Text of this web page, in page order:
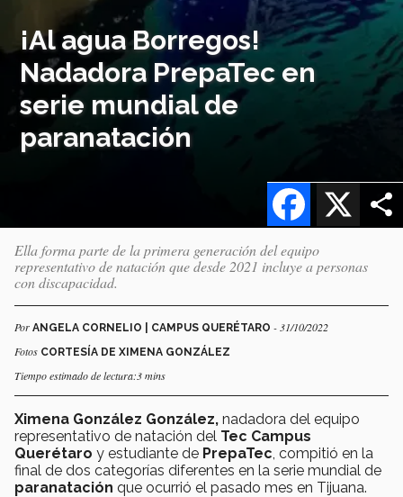
¡Al agua Borregos!
Nadadora PrepaTec en
serie mundial de
paranatación
X
Facebook
Ella forma parte de la primera generación del equipo
representativo de natación que desde 2021 incluye a personas
con discapacidad.
Por ANGELA CORNELIO | CAMPUS QUERÉTARO - 31/10/2022
Fotos CORTESÍA DE XIMENA GONZÁLEZ
Tiempo estimado de lectura:3 mins
Ximena González González, nadadora del equipo
representativo de natación del Tec Campus
Querétaro y estudiante de PrepaTec , compitió en la
final de dos categorías diferentes en la serie mundial de
paranatación que ocurrió el pasado mes en Tijuana.